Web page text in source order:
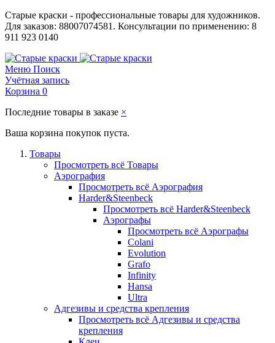
Старые краски - профессиональные товары для художников.
Для заказов: 88007074581. Консультации по применению: 8
911 923 0140
Меню Поиск
Учётная запись
Корзина 0
Последние товары в заказе ×
Ваша корзина покупок пуста.
Товары
Просмотреть всё Товары
Аэрография
Просмотреть всё Аэрография
Harder&Steenbeck
Просмотреть всё Harder&Steenbeck
Аэрографы
Просмотреть всё Аэрографы
Colani
Evolution
Grafo
Infinity
Hansa
Ultra
Адгезивы и средства крепления
Просмотреть всё Адгезивы и средства
крепления